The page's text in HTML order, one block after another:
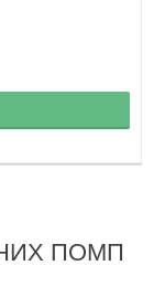
ПОМП